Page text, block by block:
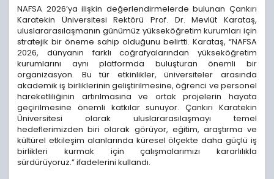
NAFSA 2026’ya ilişkin değerlendirmelerde bulunan Çankırı
Karatekin Üniversitesi Rektörü Prof. Dr. Mevlüt Karataş,
uluslararasılaşmanın günümüz yükseköğretim kurumları için
stratejik bir öneme sahip olduğunu belirtti. Karataş, “NAFSA
2026, dünyanın farklı coğrafyalarından yükseköğretim
kurumlarını aynı platformda buluşturan önemli bir
organizasyon. Bu tür etkinlikler, üniversiteler arasında
akademik iş birliklerinin geliştirilmesine, öğrenci ve personel
hareketliliğinin artırılmasına ve ortak projelerin hayata
geçirilmesine önemli katkılar sunuyor. Çankırı Karatekin
Üniversitesi olarak uluslararasılaşmayı temel
hedeflerimizden biri olarak görüyor, eğitim, araştırma ve
kültürel etkileşim alanlarında küresel ölçekte daha güçlü iş
birlikleri kurmak için çalışmalarımızı kararlılıkla
sürdürüyoruz.” ifadelerini kullandı.